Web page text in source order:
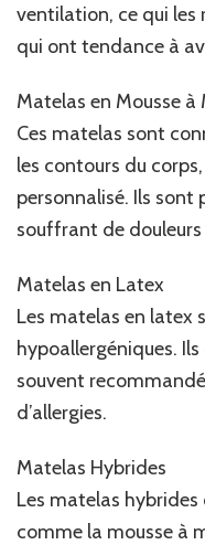
ventilation, ce qui les
qui ont tendance à
Matelas en Mousse à
Ces matelas sont
les contours du
personnalisé. Ils sont
souffrant de
Matelas en Latex
Les matelas en latex
hypoallergéniques.
souvent
d’allergies.
Matelas Hybrides
Les matelas
comme la mousse à